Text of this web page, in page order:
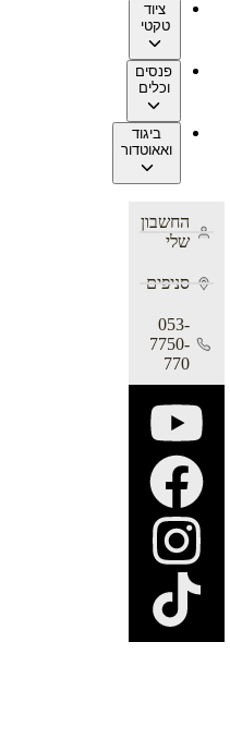
ציוד
טקטי
פנסים
וכלים
ביגוד
ואאוטדור
החשבון
שלי
סניפים
053-
7750-
770